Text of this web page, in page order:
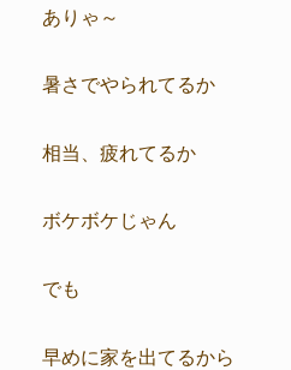
ありゃ～
暑さでやられてるか
相当、疲れてるか
ボケボケじゃん
でも
早めに家を出てるから